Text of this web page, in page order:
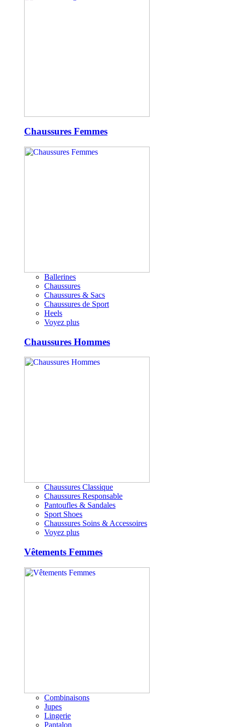
Chaussures Femmes
Ballerines
Chaussures
Chaussures & Sacs
Chaussures de Sport
Heels
Voyez plus
Chaussures Hommes
Chaussures Classique
Chaussures Responsable
Pantoufles & Sandales
Sport Shoes
Chaussures Soins & Accessoires
Voyez plus
Vêtements Femmes
Combinaisons
Jupes
Lingerie
Pantalon